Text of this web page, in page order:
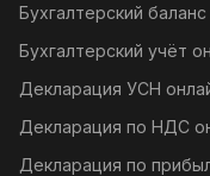
Бухгалтерский
Бухгалтерский учёт
Декларация УСН
Декларация по НДС
Декларация по